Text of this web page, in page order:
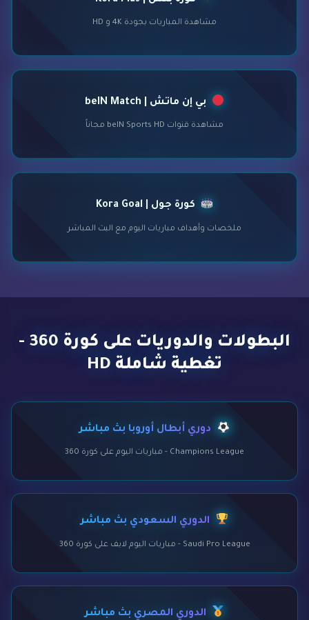
مشاهدة المباريات بجودة 4K و HD
بي إن ماتش | beIN Match
مشاهدة قنوات beIN Sports HD مجاناً
كورة جول | Kora Goal
ملخصات وأهداف مباريات اليوم مع البث المباشر
البطولات والدوريات على كورة 360 -
تغطية شاملة HD
دوري أبطال أوروبا بث مباشر
Champions League - مباريات اليوم على كورة 360
الدوري السعودي بث مباشر
Saudi Pro League - مباريات اليوم لايف على كورة 360
الدوري المصري بث مباشر